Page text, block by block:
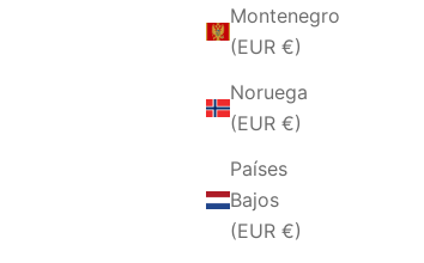
Montenegro
(EUR €)
Noruega
(EUR €)
Países
Bajos
(EUR €)